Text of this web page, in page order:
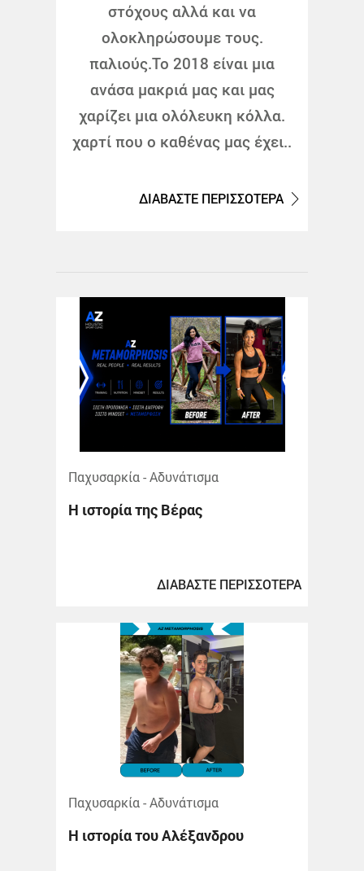
στόχους αλλά και να
ολοκληρώσουμε τους.
παλιούς.Το 2018 είναι μια
ανάσα μακριά μας και μας
χαρίζει μια ολόλευκη κόλλα.
χαρτί που ο καθένας μας έχει..
ΔΙΑΒΑΣΤΕ ΠΕΡΙΣΣΟΤΕΡΑ
Παχυσαρκία - Αδυνάτισμα
Η ιστορία της Βέρας
ΔΙΑΒΑΣΤΕ ΠΕΡΙΣΣΟΤΕΡΑ
Παχυσαρκία - Αδυνάτισμα
Η ιστορία του Αλέξανδρου